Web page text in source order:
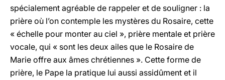
spécialement agréable de rappeler et de souligner : la
prière où l’on contemple les mystères du Rosaire, cette
« échelle pour monter au ciel », prière mentale et prière
vocale, qui « sont les deux ailes que le Rosaire de
Marie offre aux âmes chrétiennes ». Cette forme de
prière, le Pape la pratique lui aussi assidûment et il